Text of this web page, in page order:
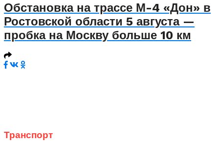
Обстановка на трассе М-4 «Дон» в
Ростовской области 5 августа —
пробка на Москву больше 10 км
Транспорт